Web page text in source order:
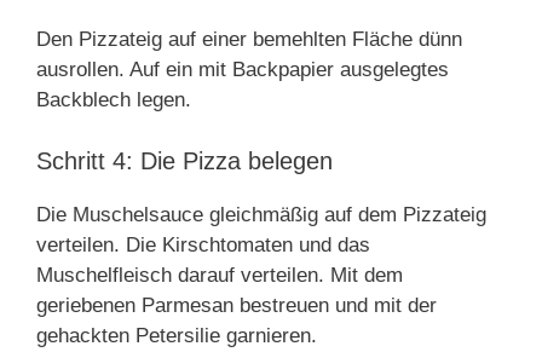
Den Pizzateig auf einer bemehlten Fläche dünn
ausrollen. Auf ein mit Backpapier ausgelegtes
Backblech legen.
Schritt 4: Die Pizza belegen
Die Muschelsauce gleichmäßig auf dem Pizzateig
verteilen. Die Kirschtomaten und das
Muschelfleisch darauf verteilen. Mit dem
geriebenen Parmesan bestreuen und mit der
gehackten Petersilie garnieren.